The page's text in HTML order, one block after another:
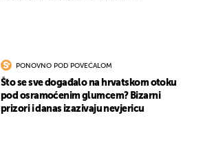
PONOVNO POD POVEĆALOM
Što se sve događalo na hrvatskom otoku
pod osramoćenim glumcem? Bizarni
prizori i danas izazivaju nevjericu